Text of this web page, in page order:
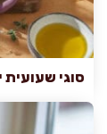
סוגי שעועית